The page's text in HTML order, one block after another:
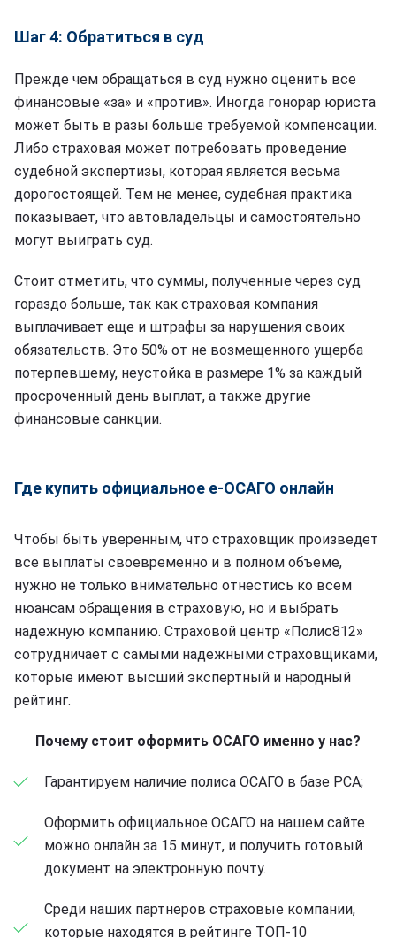
Шаг 4: Обратиться в суд
Прежде чем обращаться в суд нужно оценить все
финансовые «за» и «против». Иногда гонорар юриста
может быть в разы больше требуемой компенсации.
Либо страховая может потребовать проведение
судебной экспертизы, которая является весьма
дорогостоящей. Тем не менее, судебная практика
показывает, что автовладельцы и самостоятельно
могут выиграть суд.
Стоит отметить, что суммы, полученные через суд
гораздо больше, так как страховая компания
выплачивает еще и штрафы за нарушения своих
обязательств. Это 50% от не возмещенного ущерба
потерпевшему, неустойка в размере 1% за каждый
просроченный день выплат, а также другие
финансовые санкции.
Где купить официальное е-ОСАГО онлайн
Чтобы быть уверенным, что страховщик произведет
все выплаты своевременно и в полном объеме,
нужно не только внимательно отнестись ко всем
нюансам обращения в страховую, но и выбрать
надежную компанию. Страховой центр «Полис812»
сотрудничает с самыми надежными страховщиками,
которые имеют высший экспертный и народный
рейтинг.
Почему стоит оформить ОСАГО именно у нас?
Гарантируем наличие полиса ОСАГО в базе РСА;
Оформить официальное ОСАГО на нашем сайте
можно онлайн за 15 минут, и получить готовый
документ на электронную почту.
Среди наших партнеров страховые компании,
которые находятся в рейтинге ТОП-10